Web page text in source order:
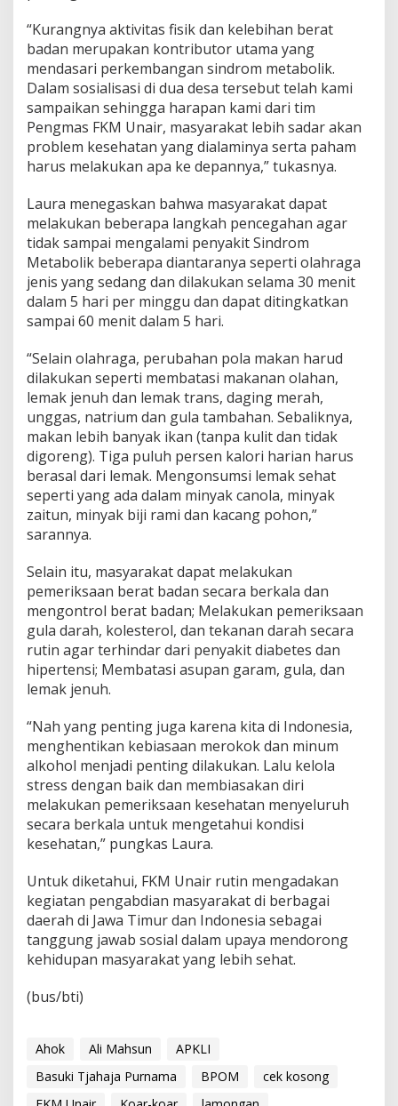
“Kurangnya aktivitas fisik dan kelebihan berat
badan merupakan kontributor utama yang
mendasari perkembangan sindrom metabolik.
Dalam sosialisasi di dua desa tersebut telah kami
sampaikan sehingga harapan kami dari tim
Pengmas FKM Unair, masyarakat lebih sadar akan
problem kesehatan yang dialaminya serta paham
harus melakukan apa ke depannya,” tukasnya.
Laura menegaskan bahwa masyarakat dapat
melakukan beberapa langkah pencegahan agar
tidak sampai mengalami penyakit Sindrom
Metabolik beberapa diantaranya seperti olahraga
jenis yang sedang dan dilakukan selama 30 menit
dalam 5 hari per minggu dan dapat ditingkatkan
sampai 60 menit dalam 5 hari.
“Selain olahraga, perubahan pola makan harud
dilakukan seperti membatasi makanan olahan,
lemak jenuh dan lemak trans, daging merah,
unggas, natrium dan gula tambahan. Sebaliknya,
makan lebih banyak ikan (tanpa kulit dan tidak
digoreng). Tiga puluh persen kalori harian harus
berasal dari lemak. Mengonsumsi lemak sehat
seperti yang ada dalam minyak canola, minyak
zaitun, minyak biji rami dan kacang pohon,”
sarannya.
Selain itu, masyarakat dapat melakukan
pemeriksaan berat badan secara berkala dan
mengontrol berat badan; Melakukan pemeriksaan
gula darah, kolesterol, dan tekanan darah secara
rutin agar terhindar dari penyakit diabetes dan
hipertensi; Membatasi asupan garam, gula, dan
lemak jenuh.
“Nah yang penting juga karena kita di Indonesia,
menghentikan kebiasaan merokok dan minum
alkohol menjadi penting dilakukan. Lalu kelola
stress dengan baik dan membiasakan diri
melakukan pemeriksaan kesehatan menyeluruh
secara berkala untuk mengetahui kondisi
kesehatan,” pungkas Laura.
Untuk diketahui, FKM Unair rutin mengadakan
kegiatan pengabdian masyarakat di berbagai
daerah di Jawa Timur dan Indonesia sebagai
tanggung jawab sosial dalam upaya mendorong
kehidupan masyarakat yang lebih sehat.
(bus/bti)
Ahok Ali Mahsun
APKLI
Basuki Tjahaja Purnama
BPOM
cek kosong